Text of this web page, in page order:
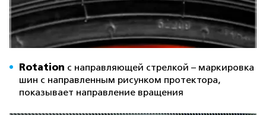
Rotation с направляющей стрелкой – маркировка
шин с направленным рисунком протектора,
показывает направление вращения